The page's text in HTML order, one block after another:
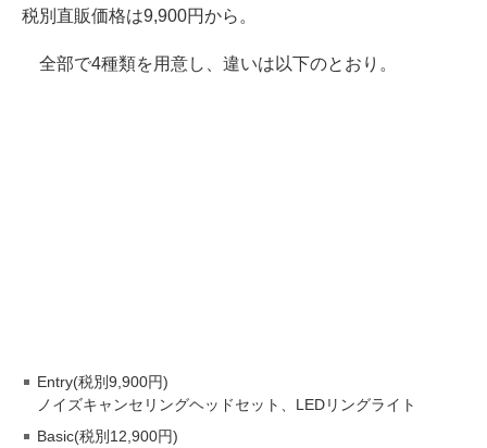
税別直販価格は9,900円から。
全部で4種類を用意し、違いは以下のとおり。
Entry(税別9,900円)
ノイズキャンセリングヘッドセット、LEDリングライト
Basic(税別12,900円)